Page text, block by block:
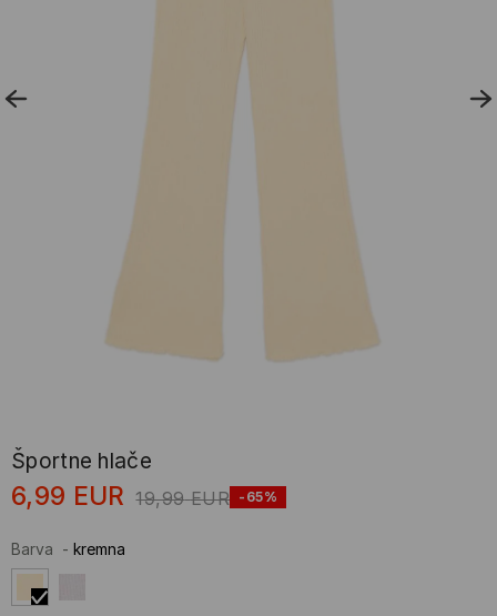
Športne hlače
6,99 EUR 19,99 EUR -65%
Barva - kremna